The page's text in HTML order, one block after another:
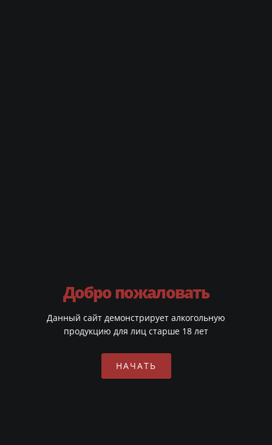
Добро пожаловать
Данный сайт демонстрирует алкогольную
продукцию для лиц старше 18 лет
НАЧАТЬ